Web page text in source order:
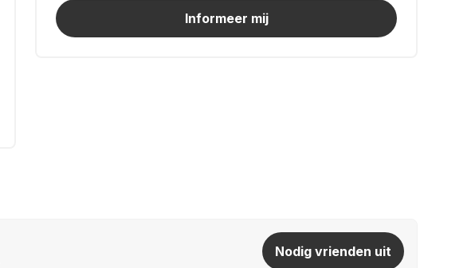
Informeer mij
Nodig vrienden uit